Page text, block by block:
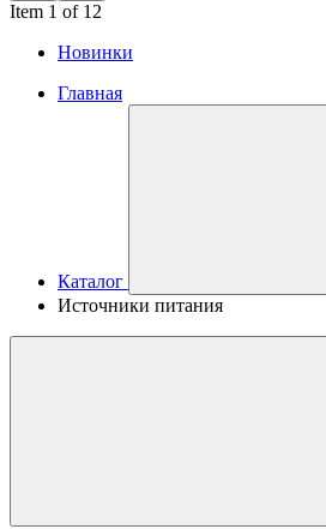
Item 1 of 12
Новинки
Главная
Каталог
Источники питания